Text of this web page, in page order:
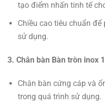
tạo điểm nhấn tinh tế
Chiều cao tiêu chuẩn
sử dụng.
3. Chân bàn Bàn tròn inox
Chân bàn cứng cáp và
trong quá trình sử dụng.